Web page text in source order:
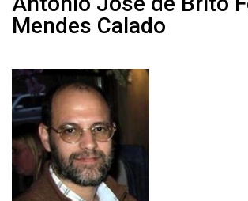
Mendes Calado